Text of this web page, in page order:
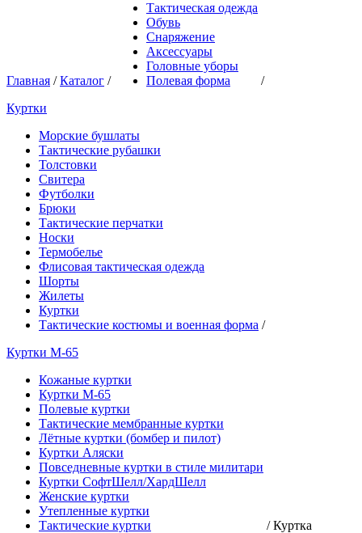
Главная /Каталог /
Тактическая одежда
Обувь
Снаряжение
Аксессуары
Головные уборы
Полевая форма
/
Куртки
Морские бушлаты
Тактические рубашки
Толстовки
Свитера
Футболки
Брюки
Тактические перчатки
Носки
Термобелье
Флисовая тактическая одежда
Шорты
Жилеты
Куртки
Тактические костюмы и военная форма /
Куртки М-65
Кожаные куртки
Куртки М-65
Полевые куртки
Тактические мембранные куртки
Лётные куртки (бомбер и пилот)
Куртки Аляски
Повседневные куртки в стиле милитари
Куртки СофтШелл/ХардШелл
Женские куртки
Утепленные куртки
Тактические куртки
/Куртка